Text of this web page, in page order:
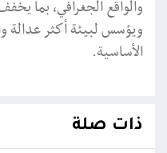
والواقع الجغرافي، بما
ويؤسس لبيئة أكثر عدالة
الأساسية.
ذات صلة